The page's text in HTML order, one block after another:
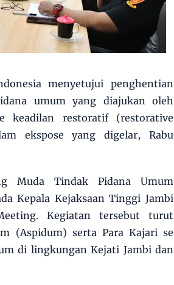
menyetujui penghentian
umum yang diajukan oleh
keadilan restoratif (restorative
ekspose yang digelar, Rabu
Muda Tindak Pidana Umum
Kepala Kejaksaan Tinggi Jambi
Kegiatan tersebut turut
(Aspidum) serta Para Kajari se
di lingkungan Kejati Jambi dan